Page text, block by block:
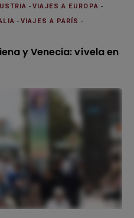
-VIAJES A EUROPA -
-VIAJES A PARÍS -
y Venecia: vívela en